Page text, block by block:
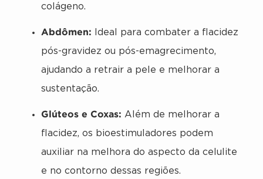
colágeno.
Abdômen: Ideal para combater a flacidez
pós-gravidez ou pós-emagrecimento,
ajudando a retrair a pele e melhorar a
sustentação.
Glúteos e Coxas: Além de melhorar a
flacidez, os bioestimuladores podem
auxiliar na melhora do aspecto da celulite
e no contorno dessas regiões.